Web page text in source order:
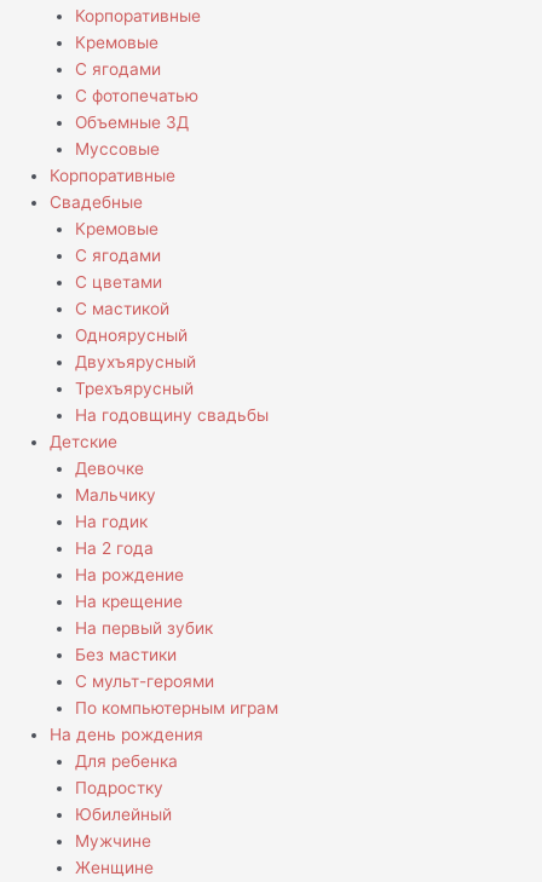
Корпоративные
Кремовые
С ягодами
С фотопечатью
Объемные 3Д
Муссовые
Корпоративные
Свадебные
Кремовые
С ягодами
С цветами
С мастикой
Одноярусный
Двухъярусный
Трехъярусный
На годовщину свадьбы
Детские
Девочке
Мальчику
На годик
На 2 года
На рождение
На крещение
На первый зубик
Без мастики
С мульт-героями
По компьютерным играм
На день рождения
Для ребенка
Подростку
Юбилейный
Мужчине
Женщине